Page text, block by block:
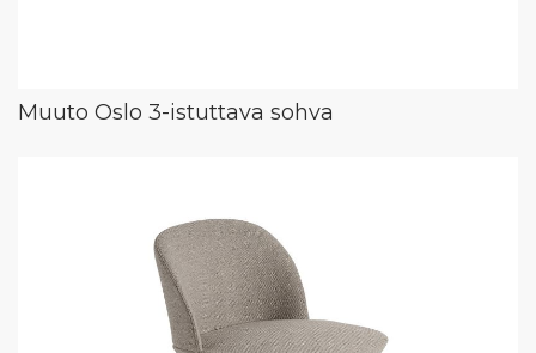
Muuto Oslo 3-istuttava sohva